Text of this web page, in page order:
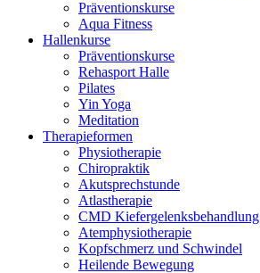
Präventionskurse
Aqua Fitness
Hallenkurse
Präventionskurse
Rehasport Halle
Pilates
Yin Yoga
Meditation
Therapieformen
Physiotherapie
Chiropraktik
Akutsprechstunde
Atlastherapie
CMD Kiefer­gelenks­behandlung
Atem­physio­therapie
Kopfschmerz und Schwindel
Heilende Bewegung